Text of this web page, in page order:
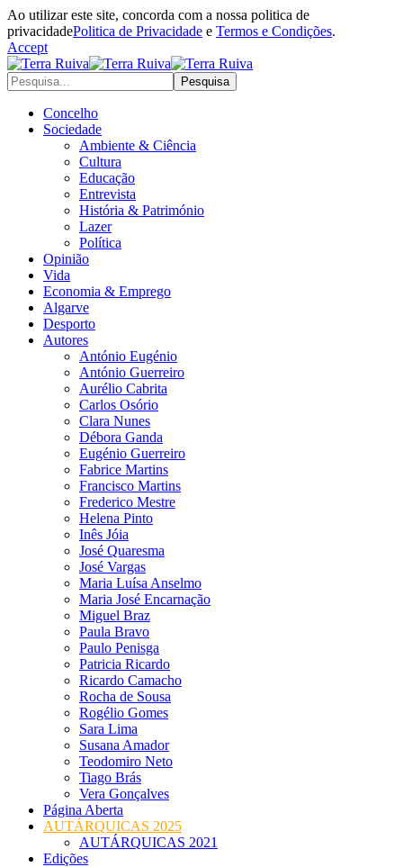
Ao utilizar este site, concorda com a nossa politica de
privacidadePolitica de Privacidade e Termos e Condições.
Accept
Concelho
Sociedade
Ambiente & Ciência
Cultura
Educação
Entrevista
História & Património
Lazer
Política
Opinião
Vida
Economia & Emprego
Algarve
Desporto
Autores
António Eugénio
António Guerreiro
Aurélio Cabrita
Carlos Osório
Clara Nunes
Débora Ganda
Eugénio Guerreiro
Fabrice Martins
Francisco Martins
Frederico Mestre
Helena Pinto
Inês Jóia
José Quaresma
José Vargas
Maria Luísa Anselmo
Maria José Encarnação
Miguel Braz
Paula Bravo
Paulo Penisga
Patricia Ricardo
Ricardo Camacho
Rocha de Sousa
Rogélio Gomes
Sara Lima
Susana Amador
Teodomiro Neto
Tiago Brás
Vera Gonçalves
Página Aberta
AUTÁRQUICAS 2025
AUTÁRQUICAS 2021
Edições